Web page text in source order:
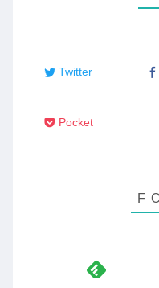
Twitter
Pocket